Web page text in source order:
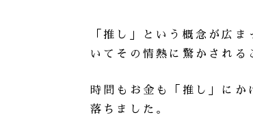
「推し」という概念が広
いてその情熱に驚かされる
時間もお金も「推し」に
落ちました。